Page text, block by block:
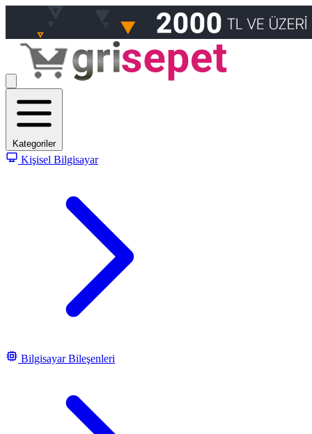
Kategoriler
Kişisel Bilgisayar
Bilgisayar Bileşenleri